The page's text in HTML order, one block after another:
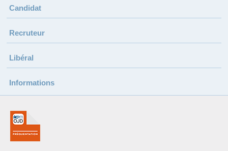
Candidat
Recruteur
Libéral
Informations